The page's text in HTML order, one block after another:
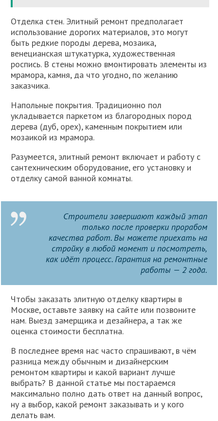
Отделка стен. Элитный ремонт предполагает
использование дорогих материалов, это могут
быть редкие породы дерева, мозаика,
венецианская штукатурка, художественная
роспись. В стены можно вмонтировать элементы из
мрамора, камня, да что угодно, по желанию
заказчика.
Напольные покрытия. Традиционно пол
укладывается паркетом из благородных пород
дерева (дуб, орех), каменным покрытием или
мозаикой из мрамора.
Разумеется, элитный ремонт включает и работу с
сантехническим оборудование, его установку и
отделку самой ванной комнаты.
Строители завершают каждый этап
только после проверки прорабом
качества работ. Вы можете приехать на
стройку в любой момент и посмотреть,
как идёт процесс. Гарантия на ремонтные
работы — 2 года.
Чтобы заказать элитную отделку квартиры в
Москве, оставьте заявку на сайте или позвоните
нам. Выезд замерщика и дезайнера, а так же
оценка стоимости бесплатна.
В последнее время нас часто спрашивают, в чём
разница между обычным и дизайнерским
ремонтом квартиры и какой вариант лучше
выбрать? В данной статье мы постараемся
максимально полно дать ответ на данный вопрос,
ну а выбор, какой ремонт заказывать и у кого
делать вам.